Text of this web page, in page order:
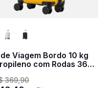
Viagem Bordo 10 kg
com Rodas 360°
369,90